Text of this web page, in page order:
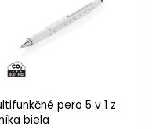
pero 5 v 1 z
biela